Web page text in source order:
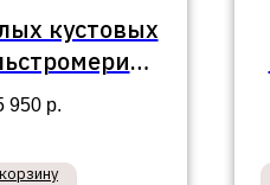
кустовых
950 р.